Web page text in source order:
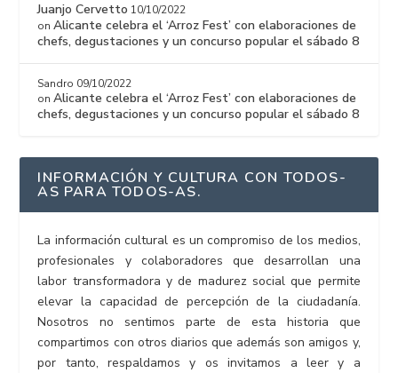
Juanjo Cervetto 10/10/2022
onAlicante celebra el ‘Arroz Fest’ con elaboraciones de
chefs, degustaciones y un concurso popular el sábado 8
Sandro 09/10/2022
onAlicante celebra el ‘Arroz Fest’ con elaboraciones de
chefs, degustaciones y un concurso popular el sábado 8
INFORMACIÓN Y CULTURA CON TODOS-
AS PARA TODOS-AS.
La información cultural es un compromiso de los medios,
profesionales y colaboradores que desarrollan una
labor transformadora y de madurez social que permite
elevar la capacidad de percepción de la ciudadanía.
Nosotros no sentimos parte de esta historia que
compartimos con otros diarios que además son amigos y,
por tanto, respaldamos y os invitamos a leer y a